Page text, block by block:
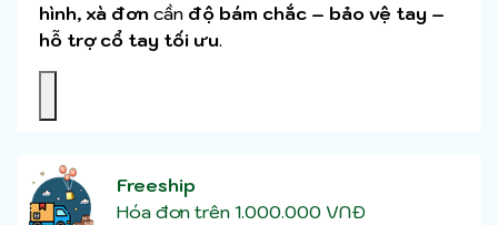
hình, xà đơn cần độ bám chắc – bảo vệ tay –
hỗ trợ cổ tay tối ưu.
Freeship
Hóa đơn trên 1.000.000 VNĐ